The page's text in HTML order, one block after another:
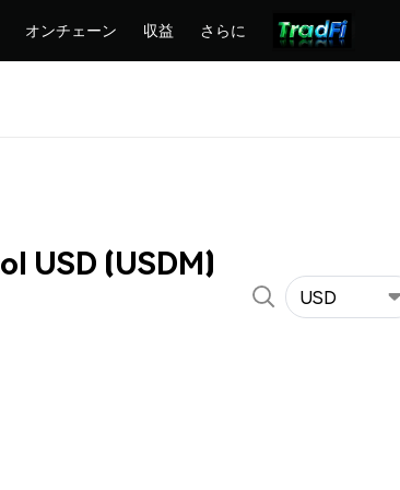
オンチェーン 収益 さらに
USD (USDM)
USD